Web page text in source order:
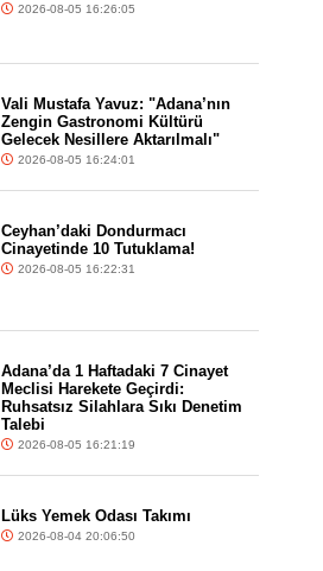
2026-08-05 16:26:05
Vali Mustafa Yavuz: "Adana’nın
Zengin Gastronomi Kültürü
Gelecek Nesillere Aktarılmalı"
2026-08-05 16:24:01
Ceyhan’daki Dondurmacı
Cinayetinde 10 Tutuklama!
2026-08-05 16:22:31
Adana’da 1 Haftadaki 7 Cinayet
Meclisi Harekete Geçirdi:
Ruhsatsız Silahlara Sıkı Denetim
Talebi
2026-08-05 16:21:19
Lüks Yemek Odası Takımı
2026-08-04 20:06:50